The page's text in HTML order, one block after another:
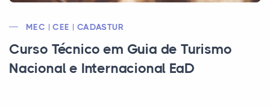
MEC | CEE | CADASTUR
Curso Técnico em Guia de Turismo
Nacional e Internacional EaD